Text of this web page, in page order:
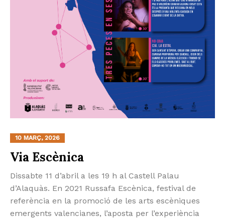
10 MARÇ, 2026
Via Escènica
Dissabte 11 d’abril a les 19 h al Castell Palau
d’Alaquàs. En 2021 Russafa Escènica, festival de
referència en la promoció de les arts escèniques
emergents valencianes, l’aposta per l’experiència